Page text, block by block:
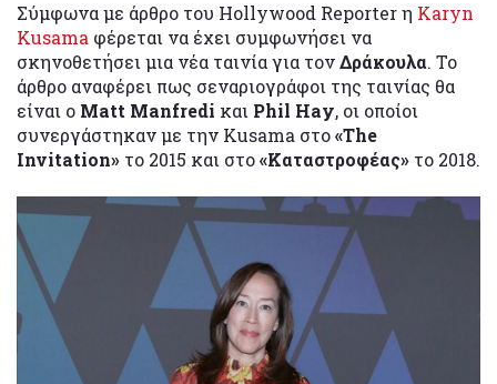
Σύμφωνα με άρθρο του Hollywood Reporter η Karyn
Kusama φέρεται να έχει συμφωνήσει να
σκηνοθετήσει μια νέα ταινία για τονΔράκουλα. Το
άρθρο αναφέρει πως σεναριογράφοι της ταινίας θα
είναι ο Matt Manfredi και Phil Hay, οι οποίοι
συνεργάστηκαν με την Kusama στο«The
Invitation» το 2015 και στο«Καταστροφέας» το 2018.